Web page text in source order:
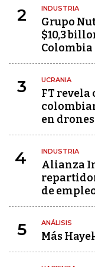
2 INDUSTRIA
Grupo
$10,3
Colombia
3 UCRANIA
FT revela
en
4 INDUSTRIA
Alianza
de
5 ANÁLISIS
Más